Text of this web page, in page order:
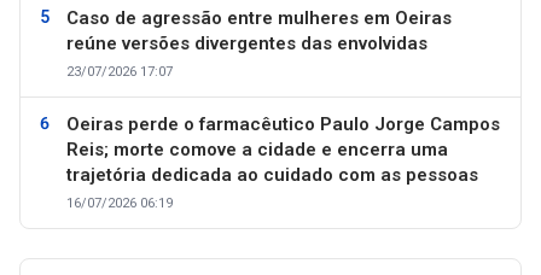
Caso de agressão entre mulheres em Oeiras
reúne versões divergentes das envolvidas
23/07/2026 17:07
Oeiras perde o farmacêutico Paulo Jorge Campos
Reis; morte comove a cidade e encerra uma
trajetória dedicada ao cuidado com as pessoas
16/07/2026 06:19